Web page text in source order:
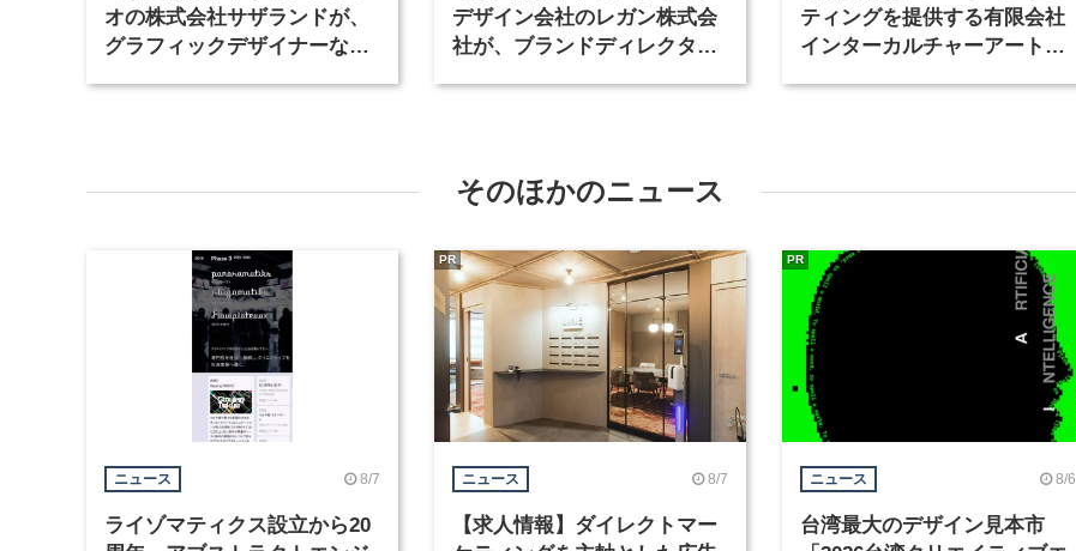
オの株式会社サザランドが、
グラフィックデザイナーなど2
デザイン会社のレガン株式会
社が、ブランドディレクター
ティングを提供する有限会社
インターカルチャーアート
そのほかのニュース
ニュース 8/7
ライゾマティクス設立から20
ニュース 8/7
【求人情報】ダイレクトマー
PR
ニュース 8/6
台湾最大のデザイン見本市
PR